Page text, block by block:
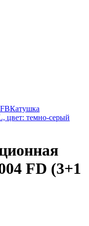
Катушка
цвет: темно-серый
FD (3+1